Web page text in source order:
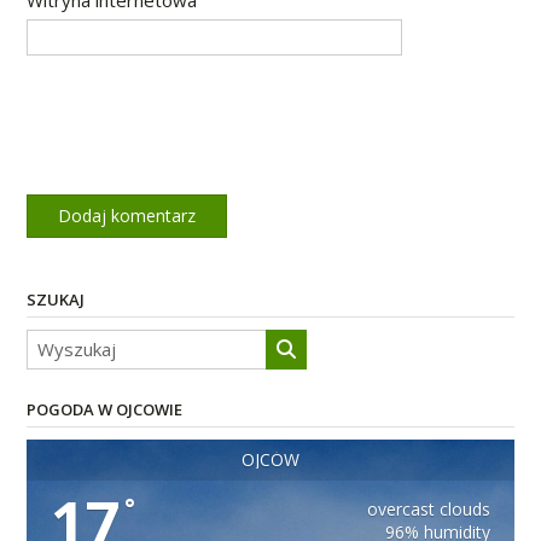
SZUKAJ
POGODA W OJCOWIE
OJCÓW
17 °
overcast clouds
96% humidity